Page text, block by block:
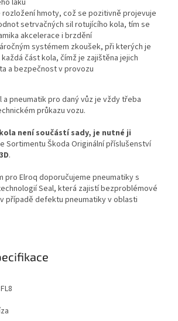
rozložení hmoty, což se pozitivně projevuje
setrvačných sil rotujícího kola, tím se
akcelerace i brzdění
systémem zkoušek, při kterých je
část kola, čímž je zajištěna jejich
a bezpečnost v provozu
pneumatik pro daný vůz je vždy třeba
průkazu vozu.
není součástí sady, je nutné ji
Sortimentu Škoda Originální příslušenství
.
pro Elroq doporučujeme pneumatiky s
Seal, která zajistí bezproblémové
případě defektu pneumatiky v oblasti